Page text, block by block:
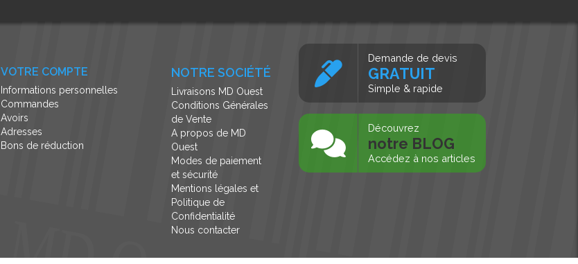
NOTRE SOCIÉTÉ
Livraisons MD Ouest
Conditions Générales
de Vente
A propos de MD
Ouest
Modes de paiement
et sécurité
Mentions légales et
Politique de
Confidentialité
Nous contacter
VOTRE COMPTE
Informations personnelles
Commandes
Avoirs
Adresses
Bons de réduction
Demande de devis
GRATUIT
Simple & rapide
Découvrez
notre BLOG
Accédez à nos articles